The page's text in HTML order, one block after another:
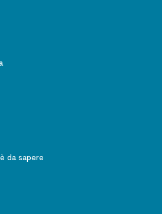
da sapere